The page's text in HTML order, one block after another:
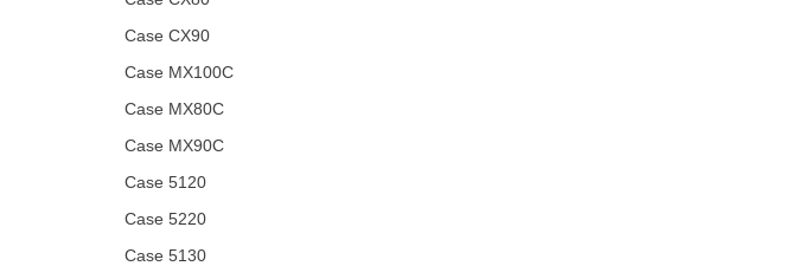
Case CX90
Case MX100C
Case MX80C
Case MX90C
Case 5120
Case 5220
Case 5130